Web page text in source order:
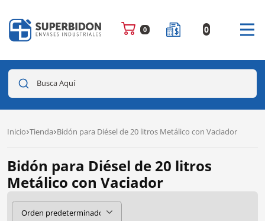
0 0
Busca Aquí
Inicio Tienda Bidón para Diésel de 20 litros Metálico con Vaciador
Bidón para Diésel de 20 litros
Metálico con Vaciador